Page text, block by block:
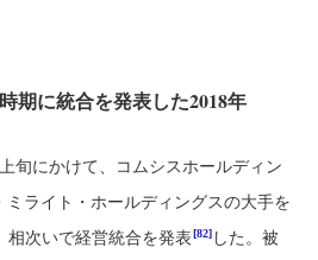
期に統合を発表した2018年
旬にかけて、コムシスホールディン
ミライト・ホールディングスの大手を
相次いで経営統合を発表[82] した。被